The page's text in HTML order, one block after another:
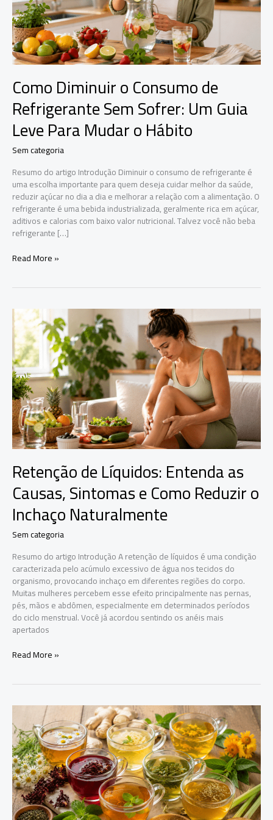
Como Diminuir o Consumo de
Refrigerante Sem Sofrer: Um Guia
Leve Para Mudar o Hábito
Sem categoria
Resumo do artigo Introdução Diminuir o consumo de refrigerante é
uma escolha importante para quem deseja cuidar melhor da saúde,
reduzir açúcar no dia a dia e melhorar a relação com a alimentação. O
refrigerante é uma bebida industrializada, geralmente rica em açúcar,
aditivos e calorias com baixo valor nutricional. Talvez você não beba
refrigerante […]
Sem
Sofrer:
Um
Guia
Leve
Para
o
Hábito
Read More »
Retenção de Líquidos: Entenda as
Causas, Sintomas e Como Reduzir o
Inchaço Naturalmente
Sem categoria
Resumo do artigo Introdução A retenção de líquidos é uma condição
caracterizada pelo acúmulo excessivo de água nos tecidos do
organismo, provocando inchaço em diferentes regiões do corpo.
Muitas mulheres percebem esse efeito principalmente nas pernas,
pés, mãos e abdômen, especialmente em determinados períodos
do ciclo menstrual. Você já acordou sentindo os anéis mais
apertados
Retenção
de
Líquidos:
Entenda
as
Causas,
Sintomas
e
Como
Reduzir
o
Inchaço
Read More »
Melhores
Chás
Para
Saúde:
Pequenos
Rituais
Que
Cuidam
do